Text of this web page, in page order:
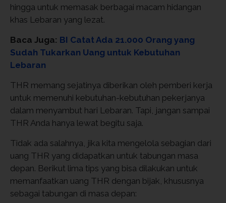
hingga untuk memasak berbagai macam hidangan
khas Lebaran yang lezat.
Baca Juga: BI Catat Ada 21.000 Orang yang
Sudah Tukarkan Uang untuk Kebutuhan
Lebaran
THR memang sejatinya diberikan oleh pemberi kerja
untuk memenuhi kebutuhan-kebutuhan pekerjanya
dalam menyambut hari Lebaran. Tapi, jangan sampai
THR Anda hanya lewat begitu saja.
Tidak ada salahnya, jika kita mengelola sebagian dari
uang THR yang didapatkan untuk tabungan masa
depan. Berikut lima tips yang bisa dilakukan untuk
memanfaatkan uang THR dengan bijak, khususnya
sebagai tabungan di masa depan: